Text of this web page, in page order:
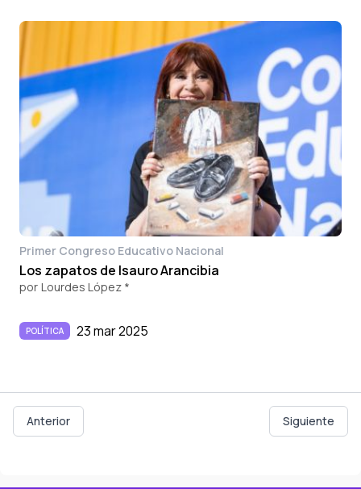
Primer Congreso Educativo Nacional
Los zapatos de Isauro Arancibia
por Lourdes López *
POLÍTICA 23 mar 2025
Anterior Siguiente